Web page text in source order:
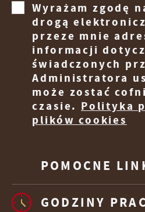
POMOCNE
Wyrażam zgodę
drogą
przeze mnie
informacji
świadczonych
Administratora
może zostać
czasie. Polityka
plików cookies
GODZINY